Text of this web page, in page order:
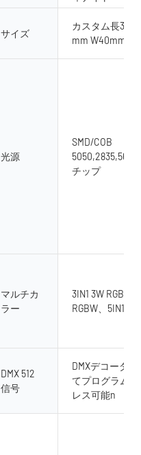
サイズ
カスタム長
mm W40mm
光源
SMD/COB
チップ
マルチカ
ラー
3IN1 3W RGB、4
RGBW、5IN1
DMX 512
信号
DMXデコーダ
てプログラム
レス可能n